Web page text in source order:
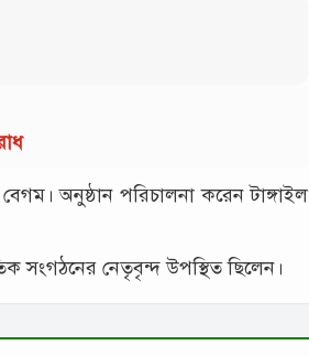
বেগম। অনুষ্ঠান পরিচালনা করেন টাঙ্গাইল
সংগঠনের নেতৃবৃন্দ উপস্থিত ছিলেন।